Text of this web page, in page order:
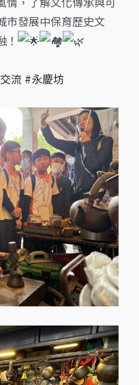
市發展中保育歷史文
流 #永慶坊